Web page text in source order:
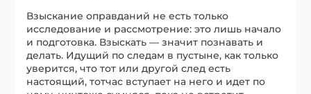
Взыскание оправданий не есть только
исследование и рассмотрение: это лишь начало
и подготовка. Взыскать — значит познавать и
делать. Идущий по следам в пустыне, как только
уверится, что тот или другой след есть
настоящий, тотчас вступает на него и идет по